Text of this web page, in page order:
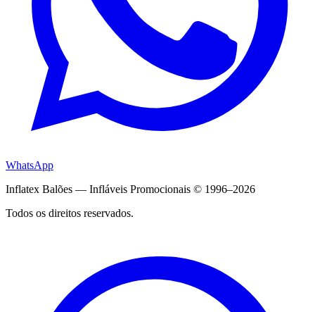
WhatsApp
Inflatex Balões — Infláveis Promocionais © 1996–2026
Todos os direitos reservados.